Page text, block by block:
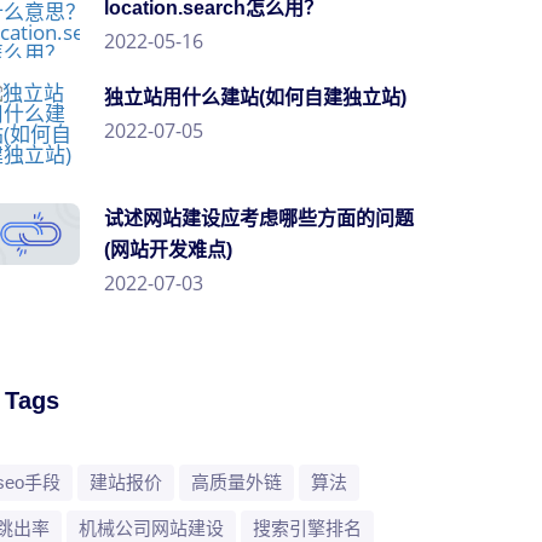
location.search怎么用？
2022-05-16
独立站用什么建站(如何自建独立站)
2022-07-05
试述网站建设应考虑哪些方面的问题
(网站开发难点)
2022-07-03
手段 建站报价 高质量外链 算法
出率 机械公司网站建设 搜索引擎排名